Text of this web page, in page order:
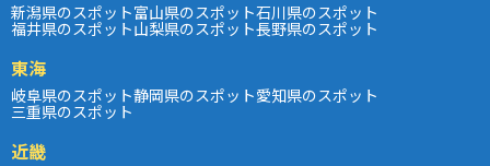
新潟県のスポット富山県のスポット石川県のスポット
福井県のスポット山梨県のスポット長野県のスポット
東海
岐阜県のスポット静岡県のスポット愛知県のスポット
三重県のスポット
近畿